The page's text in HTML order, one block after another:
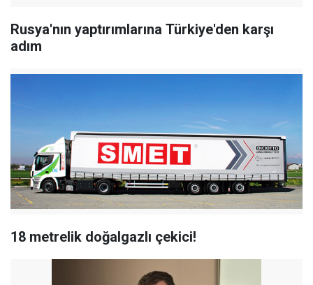
Rusya'nın yaptırımlarına Türkiye'den karşı
adım
18 metrelik doğalgazlı çekici!